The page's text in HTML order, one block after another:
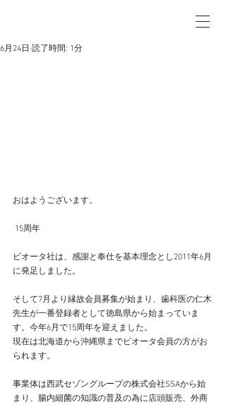
6月24日 読了時間: 1分
おはようございます。
15周年
ビオータ社は、感謝と奉仕を基本理念とし2011年6月
に発足しました。
そして7月より縁故会員募集が始まり、歯科医の仁木
先生が一番登録者として徳島県から始まっていま
す。今年6月で15周年を迎えました。
現在は北海道から沖縄県までビオータ会員の方がお
られます。
事業体は西武セゾングループの株式会社SSAから始
まり、腸内細菌の知識の普及の為に店頭販売、外商